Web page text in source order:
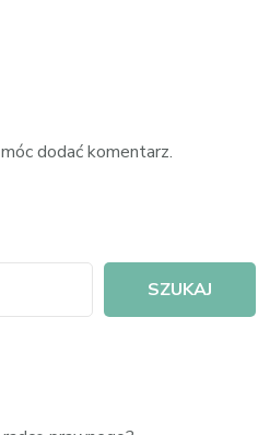
dodać komentarz.
SZUKAJ